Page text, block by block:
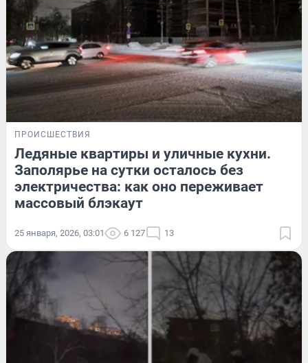
ПРОИСШЕСТВИЯ
Ледяные квартиры и уличные кухни.
Заполярье на сутки осталось без
электричества: как оно переживает
массовый блэкаут
25 января, 2026, 03:01 6 127 13